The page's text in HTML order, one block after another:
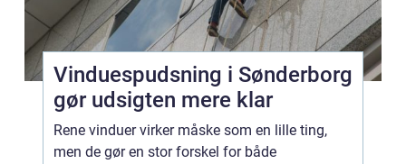
Vinduespudsning i Sønderborg
gør udsigten mere klar
Rene vinduer virker måske som en lille ting,
men de gør en stor forskel for både